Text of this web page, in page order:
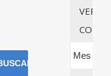
VER
COMO